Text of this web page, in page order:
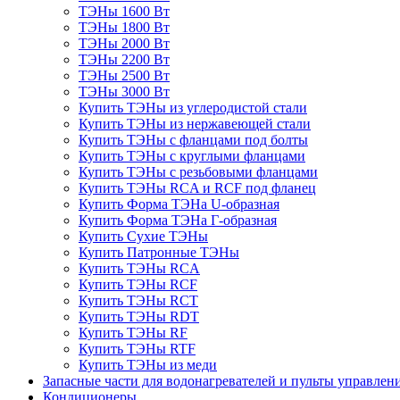
ТЭНы 1600 Вт
ТЭНы 1800 Вт
ТЭНы 2000 Вт
ТЭНы 2200 Вт
ТЭНы 2500 Вт
ТЭНы 3000 Вт
Купить ТЭНы из углеродистой стали
Купить ТЭНы из нержавеющей стали
Купить ТЭНы с фланцами под болты
Купить ТЭНы с круглыми фланцами
Купить ТЭНы с резьбовыми фланцами
Купить ТЭНы RCA и RCF под фланец
Купить Форма ТЭНа U-образная
Купить Форма ТЭНа Г-образная
Купить Сухие ТЭНы
Купить Патронные ТЭНы
Купить ТЭНы RCA
Купить ТЭНы RCF
Купить ТЭНы RCT
Купить ТЭНы RDT
Купить ТЭНы RF
Купить ТЭНы RTF
Купить ТЭНы из меди
Запасные части для водонагревателей и пульты
Кондиционеры